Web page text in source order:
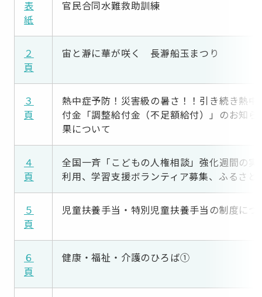
表
紙
官民合同水難救助訓練
２
頁
宙と瀞に華が咲く 長瀞船玉まつり
３
頁
熱中症予防！災害級の暑さ！！引き続き熱
付金「調整給付金（不足額給付）」のお知
果について
４
頁
全国一斉「こどもの人権相談」強化週間の
利用、学習支援ボランティア募集、ふるさと
５
頁
児童扶養手当・特別児童扶養手当の制度に
６
頁
健康・福祉・介護のひろば①